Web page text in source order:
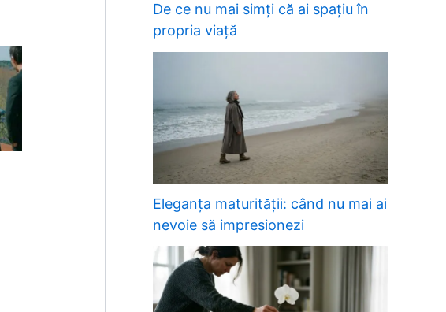
De ce nu mai simți că ai spațiu în
propria viață
Eleganța maturității: când nu mai ai
nevoie să impresionezi